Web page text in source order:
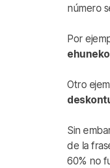
número
Por
Otro
Sin
de la
60% no